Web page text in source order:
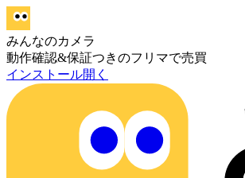
みんなのカメラ
動作確認&保証つきのフリマで売買
インストール開く